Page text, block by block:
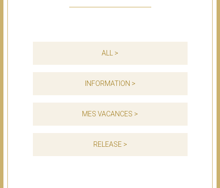
ALL >
INFORMATION >
MES VACANCES >
RELEASE >